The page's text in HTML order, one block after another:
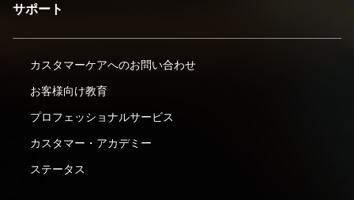
サポート
カスタマーケアへのお問い合わせ
お客様向け教育
プロフェッショナルサービス
カスタマー・アカデミー
ステータス